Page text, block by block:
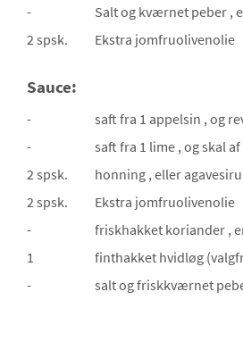
-
Salt og kværnet peber ,
2 spsk.
Ekstra jomfruolivenolie
Sauce:
- saft fra 1 appelsin , og
-
saft fra 1 lime , og skal
2 spsk.
honning , eller
2 spsk.
Ekstra jomfruolivenolie
-
friskhakket koriander ,
1
finthakket hvidløg
-
salt og friskkværnet